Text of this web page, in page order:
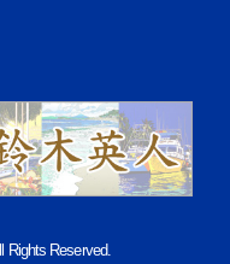
Rights Reserved.